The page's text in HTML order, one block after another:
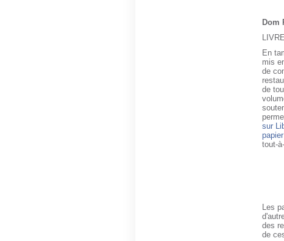
Dom
En
mis
de
de
sur
tout-
Les
des
de